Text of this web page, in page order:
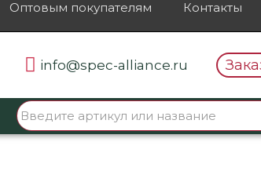
Оптовым покупателям Контакты
info@spec-alliance.ru